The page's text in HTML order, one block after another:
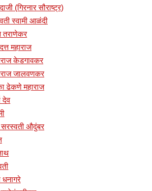
(गिरनार सौराष्ट्र)
स्वामी आळंदी
तराणेकर
महाराज
केडगावकर
जालवणकर
ढेकणे महाराज
देव
सरस्वती औदुंबर
धनागरे